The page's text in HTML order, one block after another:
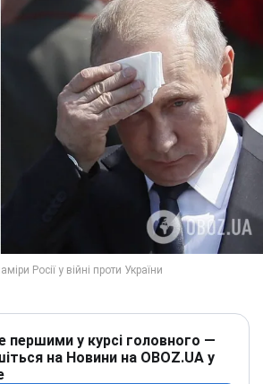
першими у курсі головного —
на Новини на OBOZ.UA у